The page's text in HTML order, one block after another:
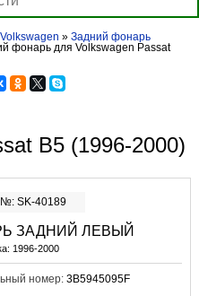
» Задний фонарь
фонарь для Volkswagen Passat
B5 (1996-2000)
№: SK-40189
ЗАДНИЙ ЛЕВЫЙ
1996-2000
номер: 3B5945095F